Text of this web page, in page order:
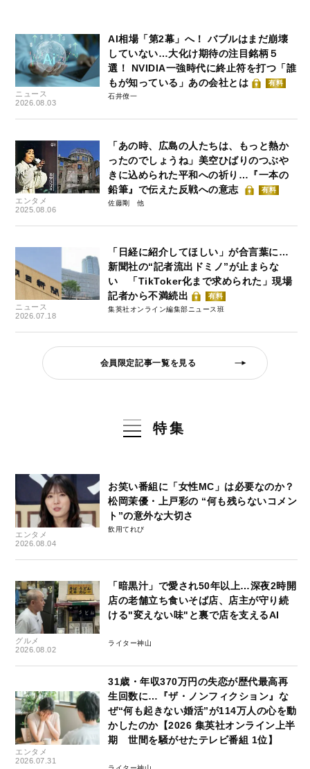
ニュース
2026.08.03
AI相場「第2幕」へ！ バブルはまだ崩壊
していない…大化け期待の注目銘柄５
選！ NVIDIA一強時代に終止符を打つ「誰
もが知っている」あの会社とは
有料
石井僚一
エンタメ
2025.08.06
「あの時、広島の人たちは、もっと熱か
ったのでしょうね」美空ひばりのつぶや
きに込められた平和への祈り…『一本の
鉛筆』で伝えた反戦への意志
有料
佐藤剛
ニュース
2026.07.18
「日経に紹介してほしい」が合言葉に…
新聞社の“記者流出ドミノ”が止まらな
い 「TikToker化まで求められた」現場
記者から不満続出
有料
集英社オンライン編集部ニュース班
会員限定記事一覧を見る
特集
エンタメ
2026.08.04
お笑い番組に「女性MC」は必要なのか？
松岡茉優・上戸彩の “何も残らないコメン
ト”の意外な大切さ
飲用てれび
グルメ
2026.08.02
「暗黒汁」で愛され50年以上…深夜2時開
店の老舗立ち食いそば店、店主が守り続
ける"変えない味"と裏で店を支えるAI
ライター神山
エンタメ
2026.07.31
31歳・年収370万円の失恋が歴代最高再
生回数に…『ザ・ノンフィクション』な
ぜ“何も起きない婚活”が114万人の心を動
かしたのか【2026 集英社オンライン上半
期 世間を騒がせたテレビ番組 1位】